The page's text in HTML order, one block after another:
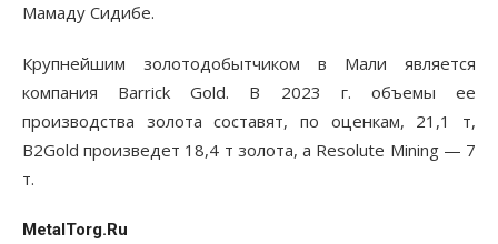
Мамаду Сидибе.
Крупнейшим золотодобытчиком в Мали является
компания Barrick Gold. В 2023 г. объемы ее
производства золота составят, по оценкам, 21,1 т,
B2Gold произведет 18,4 т золота, а Resolute Mining — 7
т.
MetalTorg.Ru